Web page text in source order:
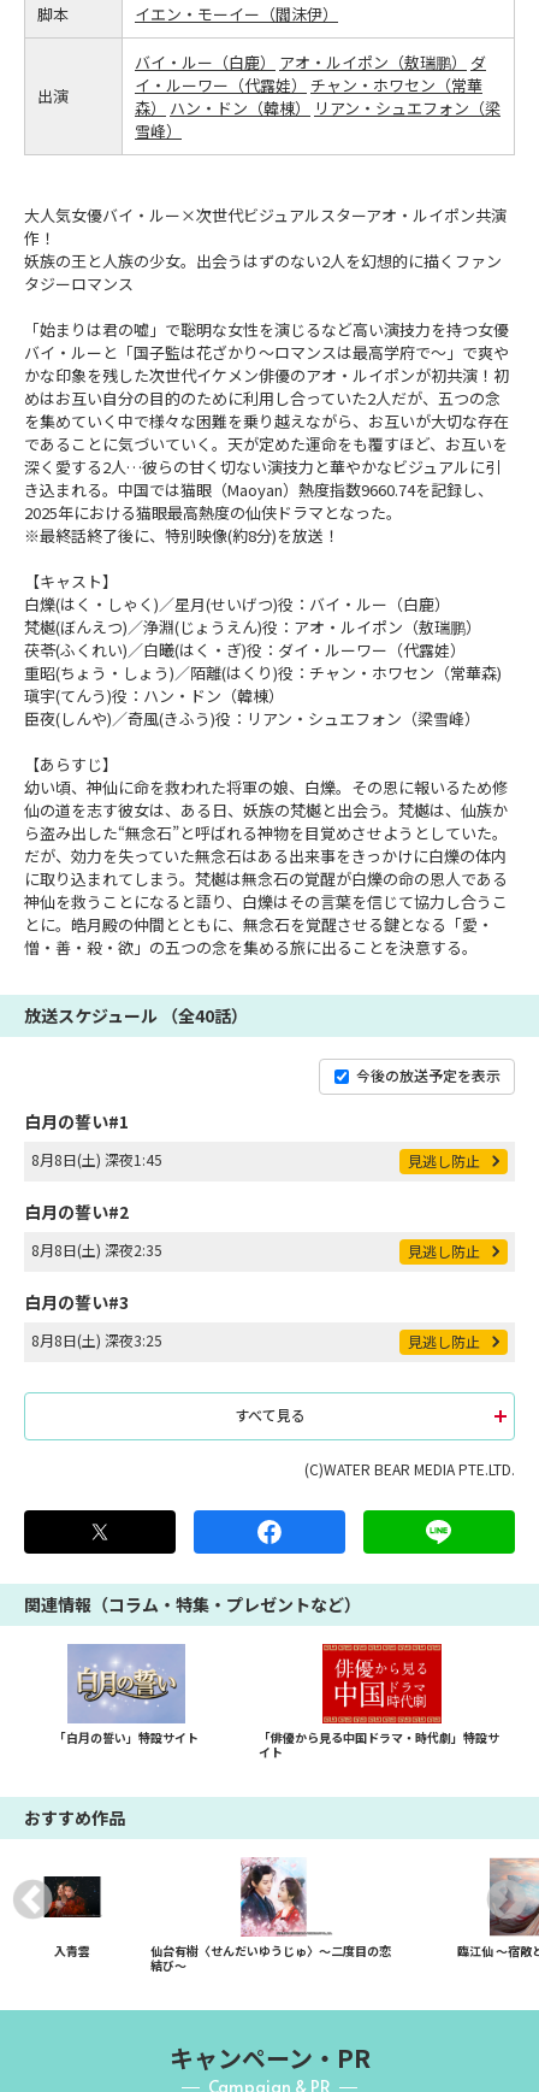
脚本 イエン・モーイー（閻沫伊）
出演
バイ・ルー（白鹿） アオ・ルイポン（敖瑞鹏）
ダ
イ・ルーワー（代露娃）
チャン・ホワセン（常華
森）
ハン・ドン（韓棟）
リアン・シュエフォン（梁
雪峰）
大人気女優バイ・ルー×次世代ビジュアルスターアオ・ルイポン共演
作！
妖族の王と人族の少女。出会うはずのない2人を幻想的に描くファン
タジーロマンス
「始まりは君の嘘」で聡明な女性を演じるなど高い演技力を持つ女優
バイ・ルーと「国子監は花ざかり～ロマンスは最高学府で～」で爽や
かな印象を残した次世代イケメン俳優のアオ・ルイポンが初共演！初
めはお互い自分の目的のために利用し合っていた2人だが、五つの念
を集めていく中で様々な困難を乗り越えながら、お互いが大切な存在
であることに気づいていく。天が定めた運命をも覆すほど、お互いを
深く愛する2人…彼らの甘く切ない演技力と華やかなビジュアルに引
き込まれる。中国では猫眼（Maoyan）熱度指数9660.74を記録し、
2025年における猫眼最高熱度の仙侠ドラマとなった。
※最終話終了後に、特別映像(約8分)を放送！
【キャスト】
白爍(はく・しゃく)／星月(せいげつ)役：バイ・ルー（白鹿）
梵樾(ぼんえつ)／浄淵(じょうえん)役：アオ・ルイポン（敖瑞鹏）
茯苓(ふくれい)／白曦(はく・ぎ)役：ダイ・ルーワー（代露娃）
重昭(ちょう・しょう)／陌離(はくり)役：チャン・ホワセン（常華森)
瑱宇(てんう)役：ハン・ドン（韓棟）
臣夜(しんや)／奇風(きふう)役：リアン・シュエフォン（梁雪峰）
【あらすじ】
幼い頃、神仙に命を救われた将軍の娘、白爍。その恩に報いるため修
仙の道を志す彼女は、ある日、妖族の梵樾と出会う。梵樾は、仙族か
ら盗み出した“無念石”と呼ばれる神物を目覚めさせようとしていた。
だが、効力を失っていた無念石はある出来事をきっかけに白爍の体内
に取り込まれてしまう。梵樾は無念石の覚醒が白爍の命の恩人である
神仙を救うことになると語り、白爍はその言葉を信じて協力し合うこ
とに。皓月殿の仲間とともに、無念石を覚醒させる鍵となる「愛・
憎・善・殺・欲」の五つの念を集める旅に出ることを決意する。
放送スケジュール （全40話）
今後の放送予定を表示
白月の誓い#1
8月8日(土) 深夜1:45 見逃し防止
白月の誓い#2
8月8日(土) 深夜2:35 見逃し防止
白月の誓い#3
8月8日(土) 深夜3:25 見逃し防止
すべて見る
(C)WATER BEAR MEDIA PTE.LTD.
関連情報（コラム・特集・プレゼントなど）
「白月の誓い」特設サイト
「俳優から見る中国ドラマ・時代劇」特設サ
イト
おすすめ作品
入青雲
仙台有樹〈せんだいゆうじゅ〉～二度目の恋
結び～
臨江仙 ～宿敵
キャンペーン・PR
Campaign & PR